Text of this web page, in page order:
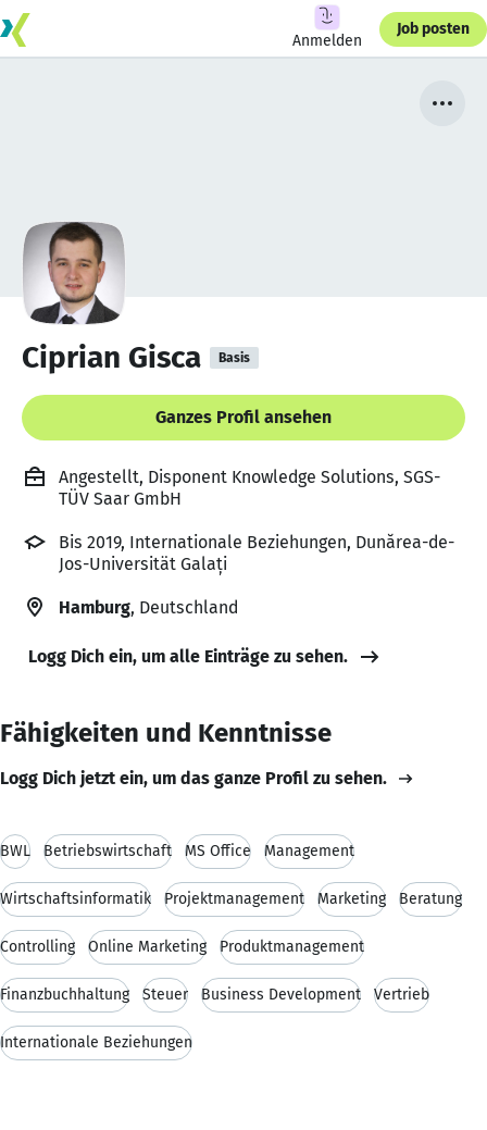
Anmelden
Job posten
Ciprian Gisca Basis
Ganzes Profil ansehen
Angestellt, Disponent Knowledge Solutions, SGS-
TÜV Saar GmbH
Bis 2019, Internationale Beziehungen, Dunărea-de-
Jos-Universität Galați
Hamburg, Deutschland
Logg Dich ein, um alle Einträge zu sehen.
Fähigkeiten und Kenntnisse
Logg Dich jetzt ein, um das ganze Profil zu sehen.
BWL Betriebswirtschaft MS Office Management
Wirtschaftsinformatik Projektmanagement Marketing Beratung
Controlling Online Marketing Produktmanagement
Finanzbuchhaltung Steuer Business Development Vertrieb
Internationale Beziehungen